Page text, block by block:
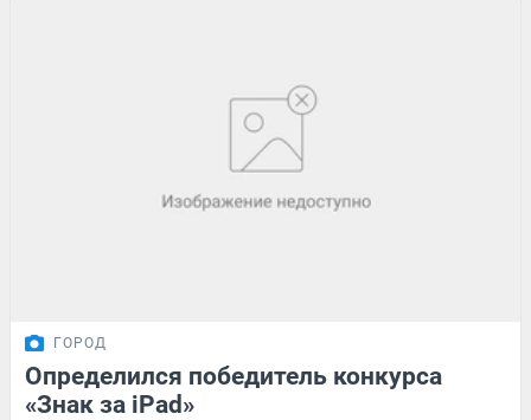
ГОРОД
Определился победитель конкурса
«Знак за iPad»